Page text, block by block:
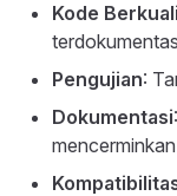
Kode
Pengujian:
Dokumentasi